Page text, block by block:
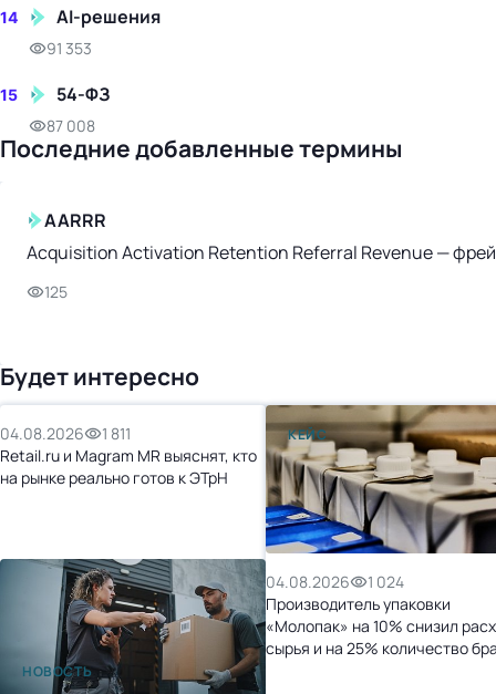
14 AI-решения
91 353
15 54-ФЗ
87 008
Последние добавленные термины
AARRR
Acquisition Activation Retention Referral Revenue —
125
Будет интересно
НОВОСТЬ
04.08.2026
1 811
Retail.ru и Magram MR выяснят, кто
на рынке реально готов к ЭТрН
КЕЙС
04.08.2026
1 024
Производитель упаковки
«Молопак» на 10% снизил
сырья и на 25% количество